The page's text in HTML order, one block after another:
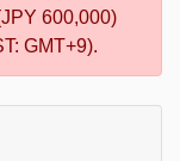
600,000)
GMT+9).